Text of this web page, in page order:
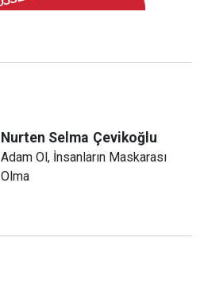
Nurten Selma Çevikoğlu
Adam Ol, İnsanların Maskarası
Olma